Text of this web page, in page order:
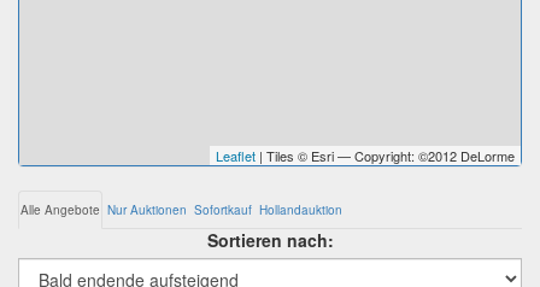
Leaflet | Tiles © Esri — Copyright: ©2012 DeLorme
Alle Angebote Nur Auktionen Sofortkauf Hollandauktion
Sortieren nach: